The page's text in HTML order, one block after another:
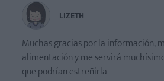
LIZETH
Muchas gracias por la información,
alimentación y me servirá
que podrían estreñirla